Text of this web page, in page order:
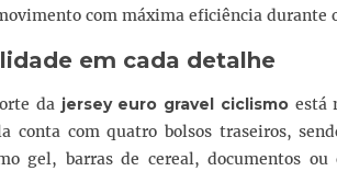
com máxima eficiência durante
em cada detalhe
da jersey euro gravel ciclismoestá
conta com quatro bolsos traseiros,
gel, barras de cereal, documentos